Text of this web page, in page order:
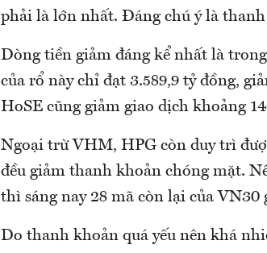
phải là lớn nhất. Đáng chú ý là
Dòng tiền giảm đáng kể nhất là
của rổ này chỉ đạt 3.589,9 tỷ đồng,
HoSE cũng giảm giao dịch khoảng
Ngoại trừ VHM, HPG còn duy trì
đều giảm thanh khoản chóng mặt.
thì sáng nay 28 mã còn lại của
Do thanh khoản quá yếu nên khá